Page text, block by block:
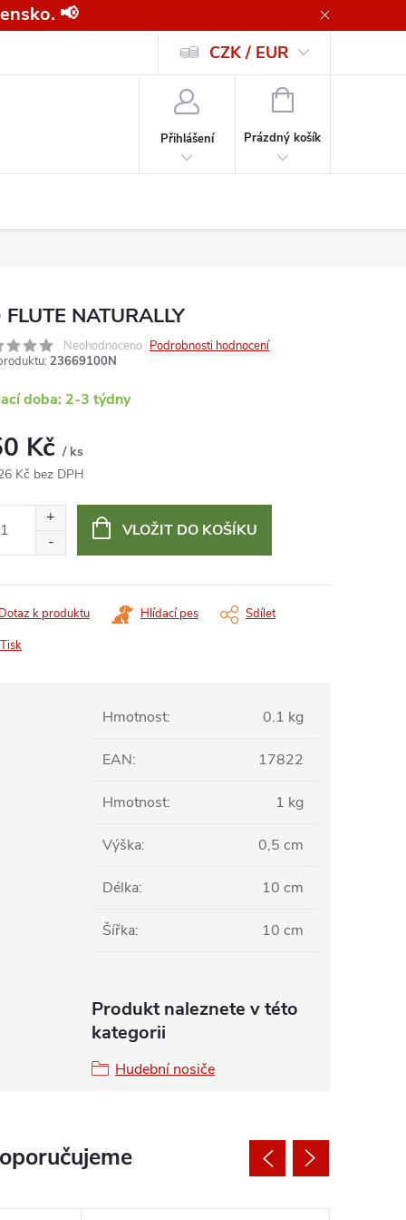
📢
Všeobecné obchodní podmínky pro kupující společnosti
CZK / EUR
Přihlášení
NÁKUPNÍ
Prázdný košík
FLUTE NATURALLY
Neohodnoceno Podrobnosti hodnocení
23669100N
doba: 2-3 týdny
Kč / ks
Kč bez DPH
VLOŽIT DO KOŠÍKU
Tisk
Dotaz k produktu Hlídací pes Sdílet
Hmotnost: 0.1 kg
EAN: 17822
Hmotnost: 1 kg
Výška: 0,5 cm
Délka: 10 cm
Šířka: 10 cm
Produkt naleznete v této
kategorii
Hudební nosiče